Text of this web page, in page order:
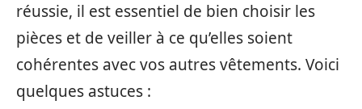
réussie, il est essentiel de bien choisir les
pièces et de veiller à ce qu’elles soient
cohérentes avec vos autres vêtements. Voici
quelques astuces :